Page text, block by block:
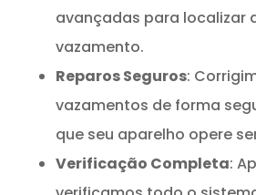
avançadas para localizar
vazamento.
Reparos Seguros:
vazamentos de forma
que seu aparelho opere
Verificação Completa: